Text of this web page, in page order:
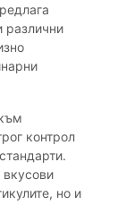
различни
контрол
вкусови
но и